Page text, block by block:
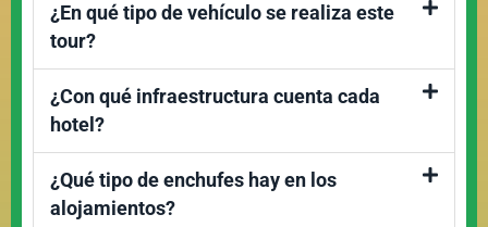
¿En qué tipo de vehículo se realiza este
tour?
¿Con qué infraestructura cuenta cada
hotel?
¿Qué tipo de enchufes hay en los
alojamientos?